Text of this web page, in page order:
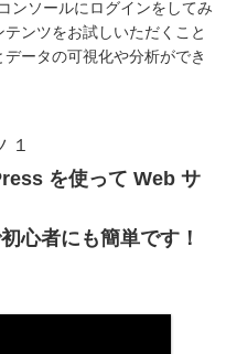
ンソールにログインをしてみ
ンツをお試しいただくこと
ータの可視化や分析ができ
１
を使って Web サ
心者にも簡単です！